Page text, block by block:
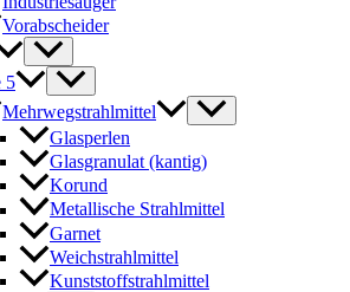
Vorabscheider
5
Mehrwegstrahlmittel
Glasperlen
Glasgranulat (kantig)
Korund
Metallische Strahlmittel
Garnet
Weichstrahlmittel
Kunststoffstrahlmittel